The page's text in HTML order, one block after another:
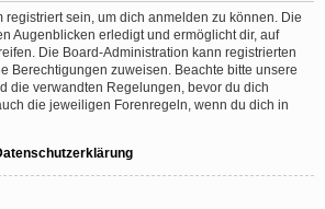
registriert sein, um dich anmelden zu können. Die
Augenblicken erledigt und ermöglicht dir, auf
Die Board-Administration kann registrierten
Berechtigungen zuweisen. Beachte bitte unsere
die verwandten Regelungen, bevor du dich
die jeweiligen Forenregeln, wenn du dich in